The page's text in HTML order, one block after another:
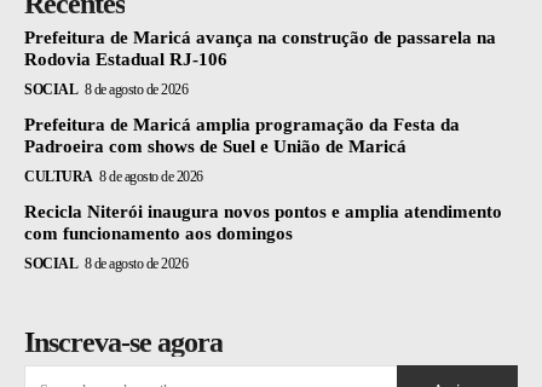
Prefeitura de Maricá avança na construção de passarela na
Rodovia Estadual RJ-106
SOCIAL 8 de agosto de 2026
Prefeitura de Maricá amplia programação da Festa da
Padroeira com shows de Suel e União de Maricá
CULTURA 8 de agosto de 2026
Recicla Niterói inaugura novos pontos e amplia atendimento
com funcionamento aos domingos
SOCIAL 8 de agosto de 2026
Inscreva-se agora